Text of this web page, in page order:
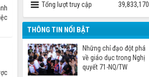
Tổng lượt truy cập
39,833,170
THÔNG TIN NỔI BẬT
Những chỉ đạo đột phá
về giáo dục trong Nghị
quyết 71-NQ/TW